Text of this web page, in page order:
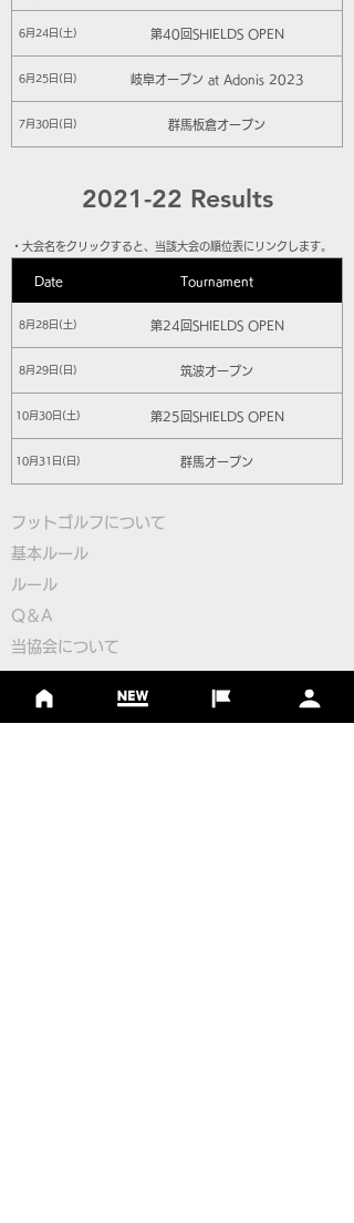
6月24日(土) 第40回SHIELDS OPEN
6月25日(日) 岐阜オープン at Adonis 2023
7月30日(日) 群馬板倉オープン
2021-22 Results
​・大会名をクリックすると、当該大会の順位表にリンクします。
Date Tournament
8月28日(土) 第24回SHIELDS OPEN
8月29日(日) 筑波オープン
10月30日(土) 第25回SHIELDS OPEN
10月31日(日) 群馬オープン
11月28日(日)
12月19日(日)
1月29日(土) 第28回SHIELDS OPEN
フットゴルフについて
基本ルール
ルール
Q＆A
​当協会について
大会情報